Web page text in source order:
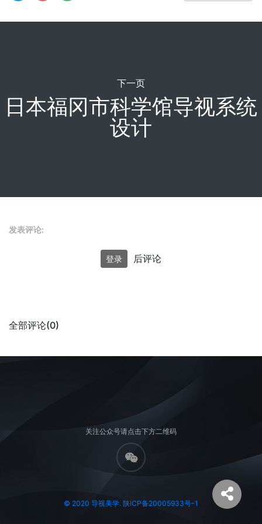
下一页
日本福冈市科学馆导视系统
设计
发表评论:
登录 后评论
全部评论(0)
关注公众号请点击下方二维码
© 2020 导视美学. 陕ICP备20005933号-1